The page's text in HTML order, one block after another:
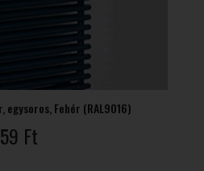
Fehér (RAL9016)
Ft85